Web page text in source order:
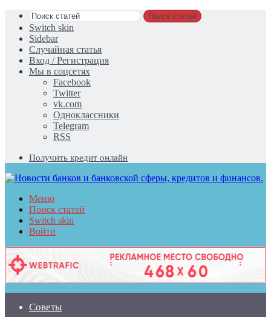
Поиск статей
Switch skin
Sidebar
Случайная статья
Вход / Регистрация
Мы в соцсетях
Facebook
Twitter
vk.com
Одноклассники
Telegram
RSS
Получить кредит онлайн
Меню
Поиск статей
Switch skin
Войти
Советы